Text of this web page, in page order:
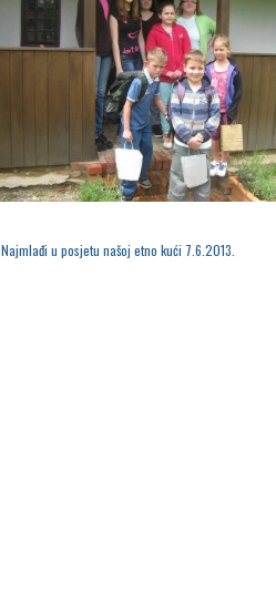
Najmlađi u posjetu našoj etno kući 7.6.2013.